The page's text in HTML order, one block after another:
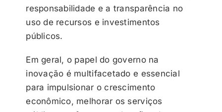
responsabilidade e a transparência no
uso de recursos e investimentos
públicos.
Em geral, o papel do governo na
inovação é multifacetado e essencial
para impulsionar o crescimento
econômico, melhorar os serviços